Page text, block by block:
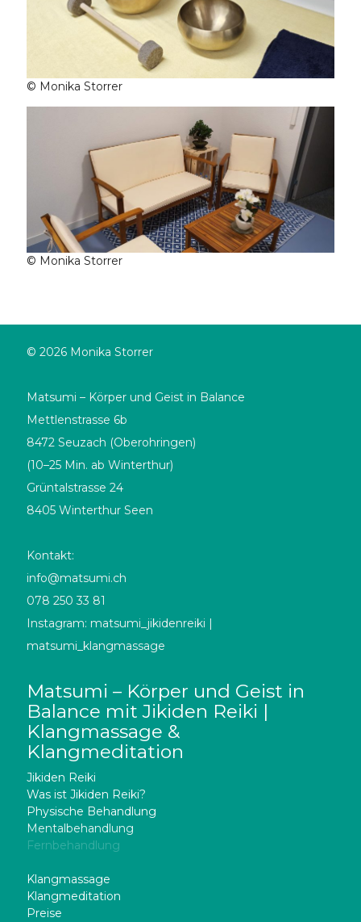
© Monika Storrer
© Monika Storrer
© 2026 Monika Storrer
Matsumi – Körper und Geist in Balance
Mettlenstrasse 6b
8472 Seuzach (Oberohringen)
(10–25 Min. ab Winterthur)
Grüntalstrasse 24
8405 Winterthur Seen
Kontakt:
info@matsumi.ch
078 250 33 81
Instagram: matsumi_jikidenreiki |
matsumi_klangmassage
Matsumi – Körper und Geist in
Balance mit Jikiden Reiki |
Klangmassage &
Klangmeditation
Jikiden Reiki
Was ist Jikiden Reiki?
Physische Behandlung
Mentalbehandlung
Fernbehandlung
Klangmassage
Klangmeditation
Preise